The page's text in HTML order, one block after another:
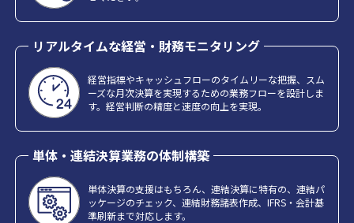
リアルタイムな経営・財務モニタリング
経営指標やキャッシュフローのタイムリーな把握、スム
ーズな月次決算を実現するための業務フローを設計しま
す。経営判断の精度と速度の向上を実現。
単体・連結決算業務の体制構築
単体決算の支援はもちろん、連結決算に特有の、連結パ
ッケージのチェック、連結財務諸表作成、IFRS・会計基
準刷新まで対応します。